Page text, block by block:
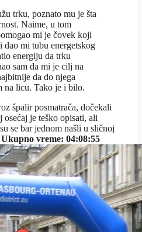
trku, poznato mu je šta
Naime, u tom
mi je čovek koji
dao mi tubu energetskog
energiju da trku
sam da mi je cilj na
da do njega
na licu. Tako je i bilo.
špalir posmatrača, dočekali
osećaj je teško opisati, ali
se bar jednom našli u sličnoj
Ukupno vreme: 04:08:55